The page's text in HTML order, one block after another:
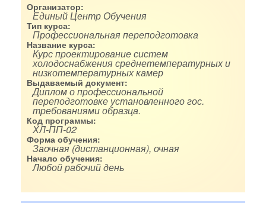
Организатор:
Единый Центр Обучения
Тип курса:
Профессиональная переподготовка
Название курса:
Курс проектирование систем
холодоснабжения среднетемпературных и
низкотемпературных камер
Выдаваемый документ:
Диплом о профессиональной
переподготовке установленного гос.
требованиями образца.
Код программы:
ХЛ-ПП-02
Форма обучения:
Заочная (дистанционная), очная
Начало обучения:
Любой рабочий день